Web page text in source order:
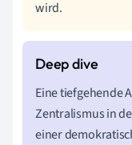
wird.
Eine tiefgehende
Zentralismus in
einer